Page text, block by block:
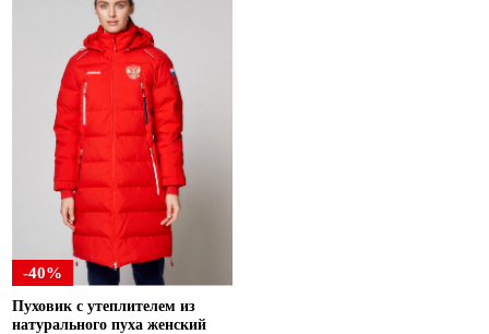
Ханты-Мансийский автономный округ (3)
Челябинская область (2)
Ямало-Ненецкий автономный округ (1)
Ярославская область (1)
-40%
Пуховик с утеплителем из
натурального пуха женский